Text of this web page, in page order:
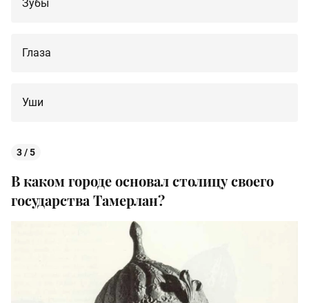
Зубы
Глаза
Уши
3 / 5
В каком городе основал столицу своего
государства Тамерлан?